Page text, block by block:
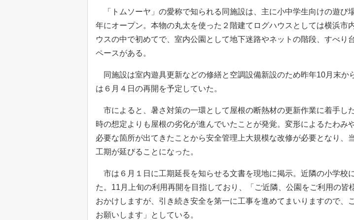
「トムソーヤ」の愛称で知られる同施設は、主に小中学生向けの遊び
年にオープン。本物の丸太を使った２階建てログハウスとしては横浜市
ウスの中で初めてで、室内公園として地下迷路やネットの階段、すべり
ペースがある。
同施設は室内遊具更新などの修繕と空調設備新設のため昨年10月末か
は６月４日の再開を予定していた。
市によると、暑さ対策の一環として屋根の断熱材の更新作業に着手し
時の想定よりも屋根の劣化が進んでいたことが発覚。変形によるたわみ
必要な箇所が出てきたことから安全管理上大規模な改修が必要となり、
工期が延びることになった。
市は６月１日に工期延長を知らせる文書を現地に掲示。近隣の小学校
た。11月上旬の利用再開を目指しており、「ご近隣、公園をご利用の皆
おかけしますが、引き続き安全を第一に工事を進めてまいりますので、
お願いします」としている。